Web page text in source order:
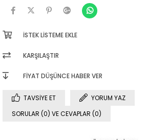
İSTEK LISTEME EKLE
KARŞILAŞTIR
FIYAT DÜŞÜNCE HABER VER
TAVSIYE ET
YORUM YAZ
SORULAR (0) VE CEVAPLAR (0)